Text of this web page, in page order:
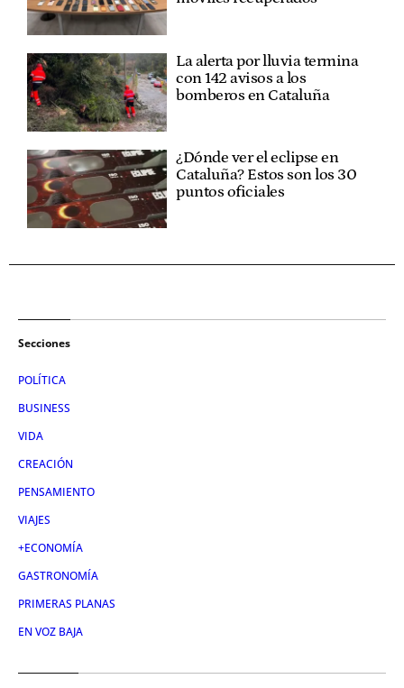
La alerta por lluvia termina
con 142 avisos a los
bomberos en Cataluña
¿Dónde ver el eclipse en
Cataluña? Estos son los 30
puntos oficiales
Secciones
POLÍTICA
BUSINESS
VIDA
CREACIÓN
PENSAMIENTO
VIAJES
+ECONOMÍA
GASTRONOMÍA
PRIMERAS PLANAS
EN VOZ BAJA